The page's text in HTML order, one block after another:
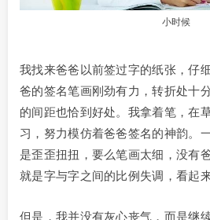
小时候
我找来爸爸以前签过字的纸张，仔
爸的签名笔画刚劲有力，转折处十
的间距也恰到好处。我拿着笔，在
习，努力模仿着爸爸签名的神韵。
是歪歪扭扭，要么笔画太细，没有
就是字与字之间的比例失调，看起
但是，我并没有灰心丧气，而是继